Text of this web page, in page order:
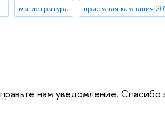
магистратура приемная кампания
нам уведомление. Спасибо